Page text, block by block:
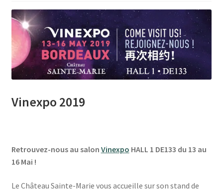
Panier
RECEPTION DE VOTRE COMMANDE
Validation de la commande
Wishlist
Vinexpo 2019
Retrouvez-nous au salon Vinexpo HALL 1 DE133 du 13 au
16 Mai !
Le Château Sainte-Marie vous accueille sur son stand de